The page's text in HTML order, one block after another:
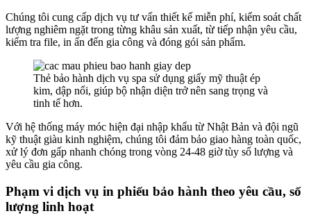
Chúng tôi cung cấp dịch vụ tư vấn thiết kế miễn phí, kiểm soát chất
lượng nghiêm ngặt trong từng khâu sản xuất, từ tiếp nhận yêu cầu,
kiểm tra file, in ấn đến gia công và đóng gói sản phẩm.
Thẻ bảo hành dịch vụ spa sử dụng giấy mỹ thuật ép
kim, dập nổi, giúp bộ nhận diện trở nên sang trọng và
tinh tế hơn.
Với hệ thống máy móc hiện đại nhập khẩu từ Nhật Bản và đội ngũ
kỹ thuật giàu kinh nghiệm, chúng tôi đảm bảo giao hàng toàn quốc,
xử lý đơn gấp nhanh chóng trong vòng 24-48 giờ tùy số lượng và
yêu cầu gia công.
Phạm vi dịch vụ in phiếu bảo hành theo yêu cầu, số
lượng linh hoạt